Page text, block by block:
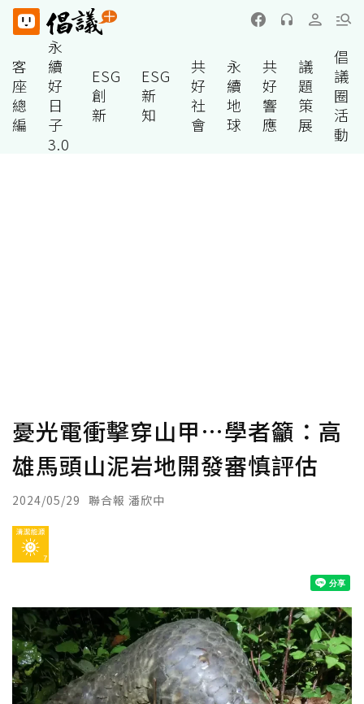
客
座
總
編
永
續
好
日
子
3.0
ESG
創
新
ESG
新
知
共
好
社
會
永
續
地
球
共
好
響
應
議
題
策
展
倡
議
圈
活
動
憂光電衝擊穿山甲…學者籲：高
雄馬頭山泥岩地開發審慎評估
2024/05/29 聯合報 潘欣中